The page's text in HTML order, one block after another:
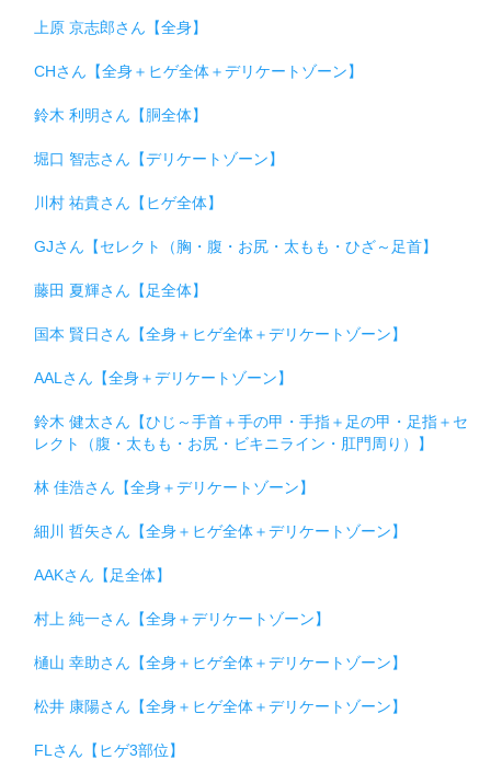
上原 京志郎さん【全身】
CHさん【全身＋ヒゲ全体＋デリケートゾーン】
鈴木 利明さん【胴全体】
堀口 智志さん【デリケートゾーン】
川村 祐貴さん【ヒゲ全体】
GJさん【セレクト（胸・腹・お尻・太もも・ひざ～足首】
藤田 夏輝さん【足全体】
国本 賢日さん【全身＋ヒゲ全体＋デリケートゾーン】
AALさん【全身＋デリケートゾーン】
鈴木 健太さん【ひじ～手首＋手の甲・手指＋足の甲・足指＋セ
レクト（腹・太もも・お尻・ビキニライン・肛門周り）】
林 佳浩さん【全身＋デリケートゾーン】
細川 哲矢さん【全身＋ヒゲ全体＋デリケートゾーン】
AAKさん【足全体】
村上 純一さん【全身＋デリケートゾーン】
樋山 幸助さん【全身＋ヒゲ全体＋デリケートゾーン】
松井 康陽さん【全身＋ヒゲ全体＋デリケートゾーン】
FLさん【ヒゲ3部位】